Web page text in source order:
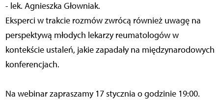
- lek. Agnieszka Głowniak.
Eksperci w trakcie rozmów zwrócą również uwagę na
perspektywą młodych lekarzy reumatologów w
kontekście ustaleń, jakie zapadały na międzynarodowych
konferencjach.
Na webinar zapraszamy 17 stycznia o godzinie 19:00.